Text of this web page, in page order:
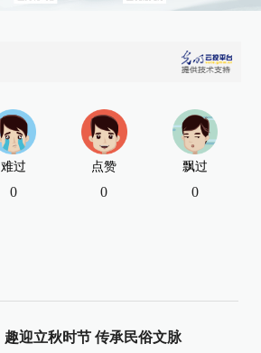
难过
0
点赞
0
飘过
0
趣迎立秋时节 传承民俗文脉